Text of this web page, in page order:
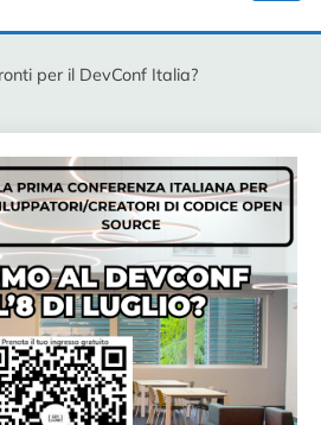
per il DevConf Italia?